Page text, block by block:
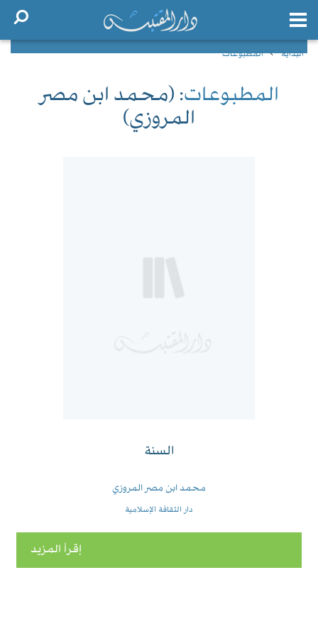
البداية المطبوعات
المطبوعات: (محمد ابن مصر
المروزي)
السنة
محمد ابن مصر المروزي
دار الثقافة الإسلامية
إقرأ المزيد